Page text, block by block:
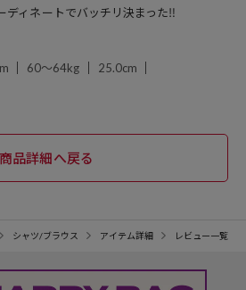
ディネートでバッチリ決まった‼️
60～64kg 25.0cm
シャツ/ブラウス アイテム詳細 レビュー一覧